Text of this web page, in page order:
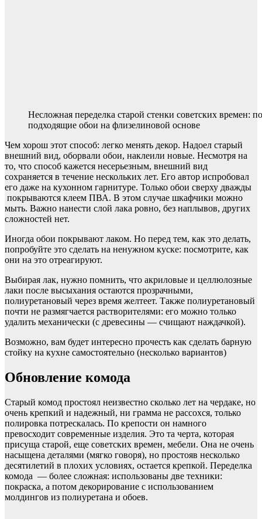
Несложная переделка старой стенки советских времен:
подходящие обои на флизелиновой основе
Чем хорош этот способ: легко менять декор. Надоел старый
внешний вид, оборвали обои, наклеили новые. Несмотря на
то, что способ кажется несерьезным, внешний вид
сохраняется в течение нескольких лет. Его автор испробовал
его даже на кухонном гарнитуре. Только обои сверху дважды
покрываются клеем ПВА. В этом случае шкафчики можно
мыть. Важно нанести слой лака ровно, без наплывов, других
сложностей нет.
Иногда обои покрывают лаком. Но перед тем, как это делать,
попробуйте это сделать на ненужном куске: посмотрите, как
они на это отреагируют.
Выбирая лак, нужно помнить, что акриловые и целлюлозные
лаки после высыхания остаются прозрачными,
полиуретановый через время желтеет. Также полиуретановый
почти не размягчается растворителями: его можно только
удалить механически (с древесины — счищают наждачкой).
Возможно, вам будет интересно прочесть как сделать барную
стойку на кухне самостоятельно (несколько вариантов)
Обновление комода
Старый комод простоял неизвестно сколько лет на чердаке, но
очень крепкий и надежный, ни грамма не рассохся, только
полировка потрескалась. По крепости он намного
превосходит современные изделия. Это та черта, которая
присуща старой, еще советских времен, мебели. Она не очень
насыщена деталями (мягко говоря), но простояв несколько
десятилетий в плохих условиях, остается крепкой. Переделка
комода — более сложная: использованы две техники:
покраска, а потом декорирование с использованием
молдингов из полиуретана и обоев.